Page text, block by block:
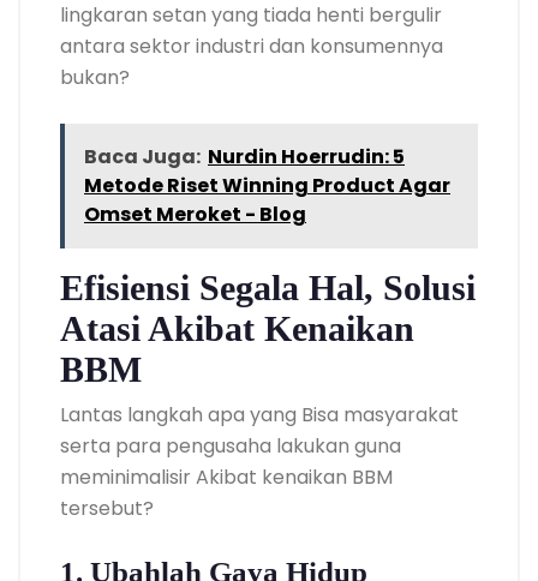
lingkaran setan yang tiada henti bergulir
antara sektor industri dan konsumennya
bukan?
Baca Juga: Nurdin Hoerrudin: 5
Metode Riset Winning Product Agar
Omset Meroket - Blog
Efisiensi Segala Hal, Solusi
Atasi Akibat Kenaikan
BBM
Lantas langkah apa yang Bisa masyarakat
serta para pengusaha lakukan guna
meminimalisir Akibat kenaikan BBM
tersebut?
1. Ubahlah Gaya Hidup